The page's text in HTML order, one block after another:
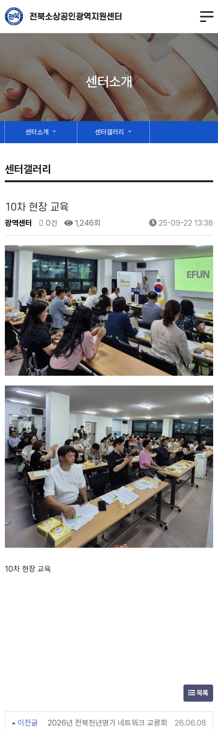
센터소개
센터소개 expand_more 센터갤러리 expand_more
센터갤러리
10차 현장 교육
광역센터 0건 1,246회 25-09-22 13:38
10차 현장 교육
목록
이전글 2026년 전북천년명가 네트워크 교류회 26.06.08